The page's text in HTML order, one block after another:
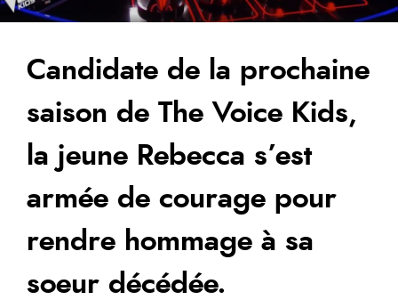
Candidate de la prochaine
saison de The Voice Kids,
la jeune Rebecca s’est
armée de courage pour
rendre hommage à sa
soeur décédée.